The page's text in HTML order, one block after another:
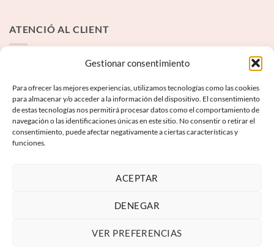
Gestionar consentimiento
Para ofrecer las mejores experiencias, utilizamos tecnologías como las cookies
para almacenar y/o acceder a la información del dispositivo. El consentimiento
de estas tecnologías nos permitirá procesar datos como el comportamiento de
navegación o las identificaciones únicas en este sitio. No consentir o retirar el
consentimiento, puede afectar negativamente a ciertas características y
funciones.
ACEPTAR
DENEGAR
VER PREFERENCIAS
ATENCIÓ AL CLIENT
INFORMACIÓ LEGAL
Avís Legal